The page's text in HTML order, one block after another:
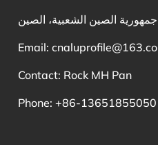
Email:
Contact: Rock MH Pan
Phone: +86-13651855050